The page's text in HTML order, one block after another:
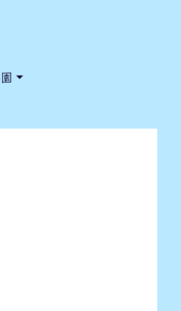
size: 1rem; background-
size: 1rem; background-